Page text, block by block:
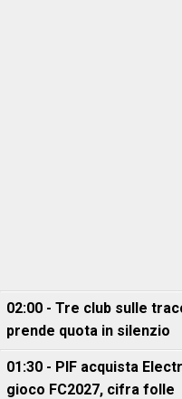
02:00 - Tre club sulle
prende quota in silenzio
01:30 - PIF acquista
gioco FC2027, cifra folle